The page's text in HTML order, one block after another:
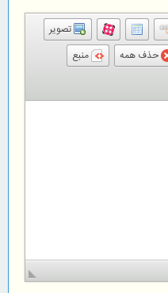
تصویر
حذف همه
منبع